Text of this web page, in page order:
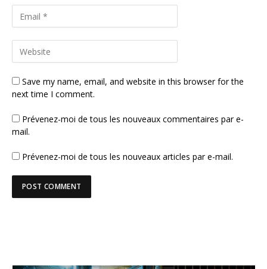
Save my name, email, and website in this browser for the
next time I comment.
Prévenez-moi de tous les nouveaux commentaires par e-
mail.
Prévenez-moi de tous les nouveaux articles par e-mail.